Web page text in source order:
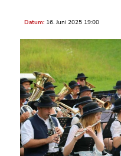
Datum: 16. Juni 2025 19:00